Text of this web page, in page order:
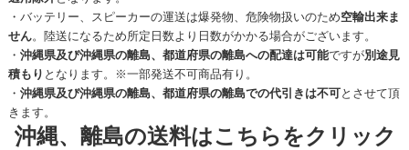
・バッテリー、スピーカーの運送は爆発物、危険物扱いのため空輸出来ま
せん。陸送になるため所定日数より日数がかかる場合がございます。
・ 沖縄県及び沖縄県の離島、都道府県の離島への配達は可能ですが別途見
積もり となります。※一部発送不可商品有り。
・ 沖縄県及び沖縄県の離島、都道府県の離島での代引きは不可とさせて頂
きます。
沖縄、離島の送料はこちらをクリック